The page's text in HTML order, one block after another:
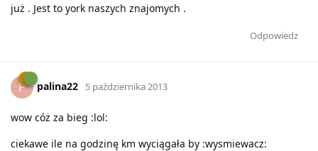
już . Jest to york naszych znajomych .
Odpowiedz
P palina22 5 października 2013
wow cóż za bieg :lol:
ciekawe ile na godzinę km wyciągała by :wysmiewacz: